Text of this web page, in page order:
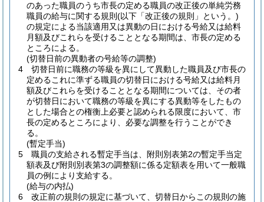
のあった職員のうち市長の定める職員の改正後の単純労務
職員の給与に関する規則 (以下「改正後の規則」という。)
の規定による当該適用又は異動の日における号給又は給料
月額及びこれらを受けることとなる期間は、市長の定める
ところによる。
(切替日前の異動者の号給等の調整)
4
切替日前に職務の等級を異にして異動した職員及び市長の
定めるこれに準ずる職員の切替日における号給又は給料月
額及びこれらを受けることとなる期間については、その者
が切替日において職務の等級を異にする異動等をしたもの
とした場合との権衡上必要と認められる限度において、市
長の定めるところにより、必要な調整を行うことができ
る。
(暫定手当)
5
職員の支給される暫定手当は、附則別表第2の暫定手当定
額表及び附則別表第3の調整額に係る定額表を用いて一般職
員の例により支給する。
(給与の内払)
6
改正前の規則の規定に基づいて、切替日からこの規則の施